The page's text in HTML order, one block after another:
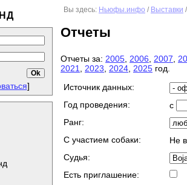
]
Вы здесь: Ньюфы.инфо / Выставки
Отчеты
Отчеты за: 2005 2006 2007
2021
2023 2024 2025 год.
Источник данных:
Год проведения:
с
Ранг:
C участием собаки:
Не
Судья:
Есть приглашение: